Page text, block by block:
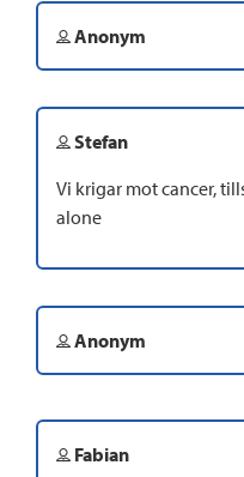
Anonym
Stefan
Vi krigar mot cancer,
alone
Anonym
Fabian